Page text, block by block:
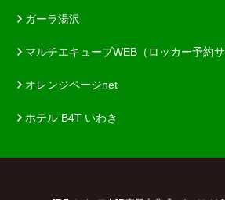
ガーラ湯沢
マルチエキューブWEB（ロッカー予約サ
オレンジページnet
ホテル B4T いわき